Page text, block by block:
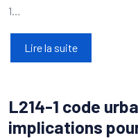
1…
Lire la suite
L214-1 code
implications